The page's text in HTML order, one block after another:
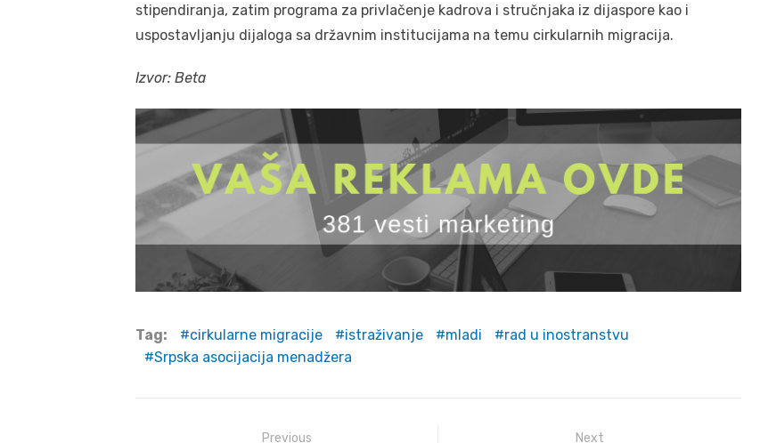
stipendiranja, zatim programa za privlačenje kadrova i stručnjaka iz dijaspore kao i
uspostavljanju dijaloga sa državnim institucijama na temu cirkularnih migracija.
Izvor: Beta
Tag: cirkularne migracije istraživanje mladi
rad u inostranstvu
Srpska asocijacija menadžera
Previous Next